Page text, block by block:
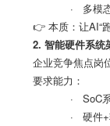
· 多模
👉 本质：让AI“
2. 智能硬件系统
企业竞争焦点岗
要求能力：
· SoC
· 硬件+